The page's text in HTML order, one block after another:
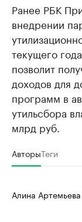
Ранее РБК
внедрении
текущего
позволит
доходов для
программ в
утильсбора
млрд руб.
АвторыТеги
Алина Артемьева